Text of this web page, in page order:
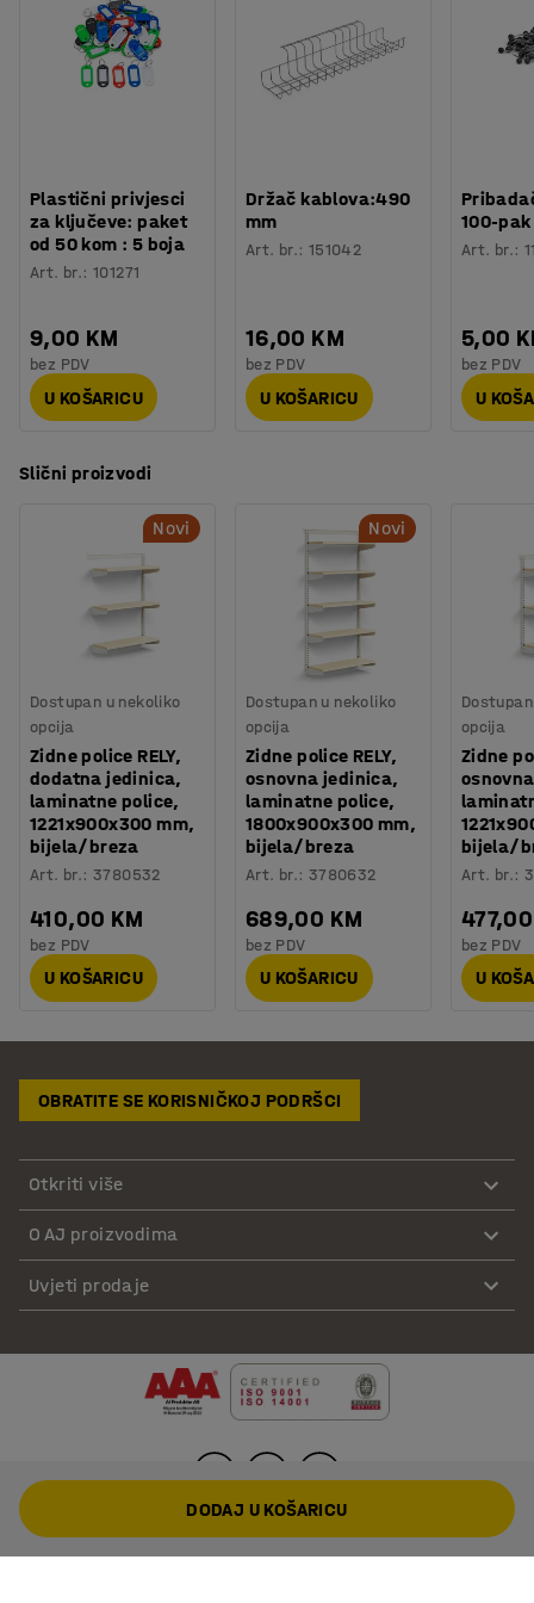
NAPOMENA: Prije dodavanja dodatne jedinice potrebna je
osnovna jedinica.
Boja polica: Bijela
Materijal police:
Specifikacija materijala
Kronospan - 8100 SM
Boja stupa :
Nosivost police (ravnomjerno raspoređene): 55
Nosivost sekcija: 150
Težina: 28,85
Testirano: EN 16121:2023
Plastični privjesci
za ključeve: paket
od 50 kom : 5 boja
Art. br.:101271
9,00 KM
bez PDV
U KOŠARICU
Držač kablova:490
mm
Art. br.: 151042
16,00 KM
bez PDV
U KOŠARICU
100-pak
Art. br.:
5,00
bez PDV
U
Slični proizvodi
Novi
Dostupan u nekoliko
opcija
Zidne police RELY,
dodatna jedinica,
laminatne police,
1221x900x300 mm,
bijela/breza
Art. br.:3780532
410,00 KM
bez PDV
U KOŠARICU
Novi
Dostupan u nekoliko
opcija
Zidne police RELY,
osnovna jedinica,
laminatne police,
1800x900x300 mm,
bijela/breza
Art. br.: 3780632
689,00 KM
bez PDV
U KOŠARICU
opcija
Zidne
bijela/
Art. br.:
bez PDV
U
OBRATITE SE KORISNIČKOJ PODRŠCI
Otkriti više
O AJ proizvodima
Uvjeti prodaje
DODAJ U KOŠARICU